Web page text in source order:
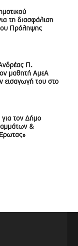
τη διασφάλιση
Πρόληψης
Π.
μαθητή ΑμεΑ
εισαγωγή του στο
για τον Δήμο
&